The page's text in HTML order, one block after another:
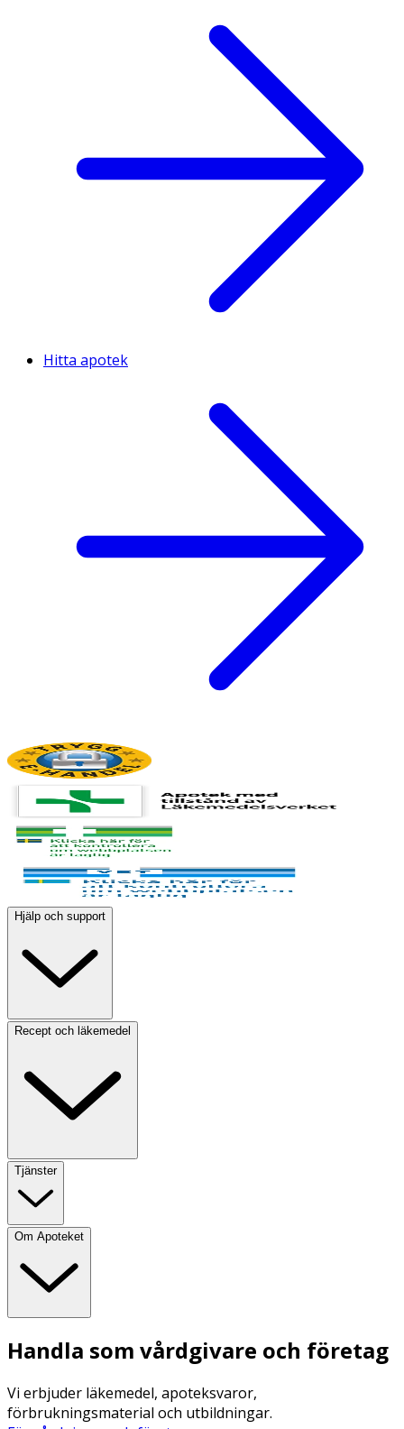
Hitta apotek
Hjälp och support
Recept och läkemedel
Tjänster
Om Apoteket
Handla som vårdgivare och företag
Vi erbjuder läkemedel, apoteksvaror,
förbrukningsmaterial och utbildningar.